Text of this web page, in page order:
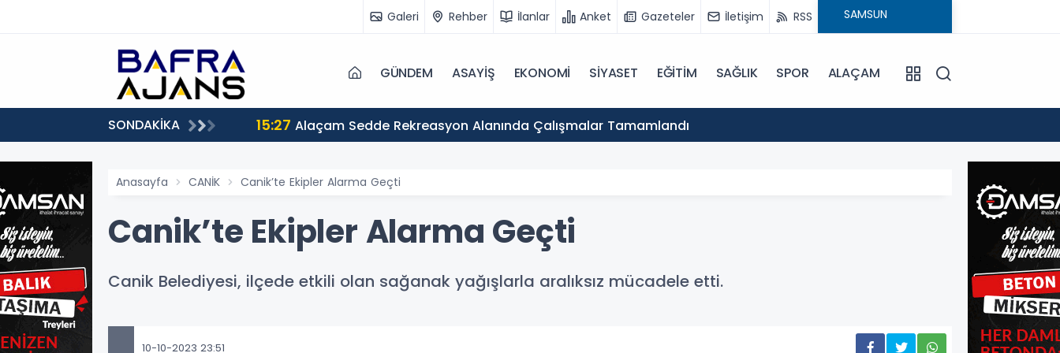
Galeri Rehber İlanlar Anket Gazeteler İletişim RSS
GÜNDEM ASAYİŞ EKONOMİ SİYASET EĞİTİM SAĞLIK SPOR ALAÇAM
SONDAKİKA 15:27 Alaçam Sedde Rekreasyon Alanında Çalışmalar Tamamlandı
Anasayfa CANİK Canik’te Ekipler Alarma Geçti
Canik’te Ekipler Alarma Geçti
Canik Belediyesi, ilçede etkili olan sağanak yağışlarla aralıksız mücadele etti.
10-10-2023 23:51